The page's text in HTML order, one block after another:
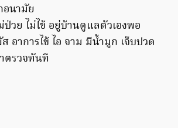
นามัย
ป่วย ไม่ไข้ อยู่บ้านดูแลตัวเองพอ
อาการไข้ ไอ จาม มีน้ำมูก เจ็บปวด
ตรวจทันที